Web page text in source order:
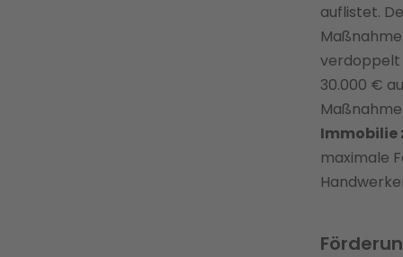
auflistet.
verdoppelt
30.000 €
Immobilie
maximale